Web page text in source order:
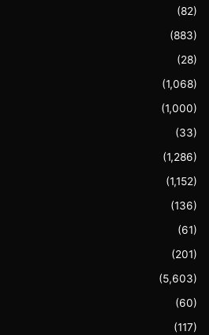
(82)
(883)
(28)
(1,068)
(1,000)
(33)
(1,286)
(1,152)
(136)
(61)
(201)
(5,603)
(60)
(117)